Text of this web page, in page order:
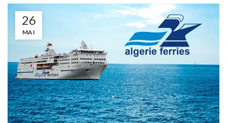
26
MAI